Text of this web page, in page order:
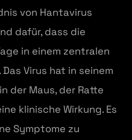
von Hantavirus
dafür, dass die
in einem zentralen
Virus hat in seinem
der Maus, der Ratte
klinische Wirkung. Es
Symptome zu